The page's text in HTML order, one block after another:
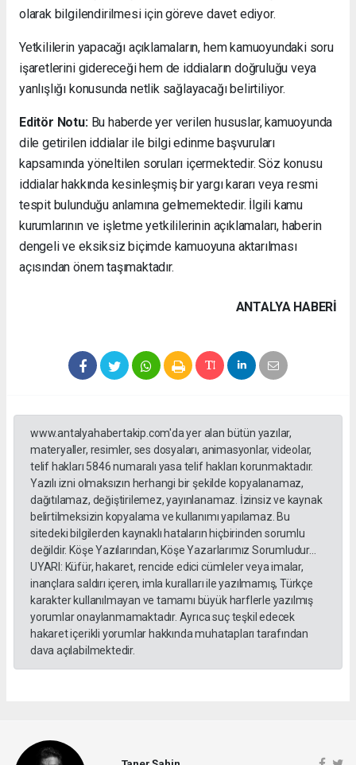
olarak bilgilendirilmesi için göreve davet ediyor.
Yetkililerin yapacağı açıklamaların, hem kamuoyundaki soru
işaretlerini gidereceği hem de iddiaların doğruluğu veya
yanlışlığı konusunda netlik sağlayacağı belirtiliyor.
Editör Notu:Bu haberde yer verilen hususlar, kamuoyunda
dile getirilen iddialar ile bilgi edinme başvuruları
kapsamında yöneltilen soruları içermektedir. Söz konusu
iddialar hakkında kesinleşmiş bir yargı kararı veya resmi
tespit bulunduğu anlamına gelmemektedir. İlgili kamu
kurumlarının ve işletme yetkililerinin açıklamaları, haberin
dengeli ve eksiksiz biçimde kamuoyuna aktarılması
açısından önem taşımaktadır.
ANTALYA HABERİ
www.antalyahabertakip.com'da yer alan bütün yazılar,
materyaller, resimler, ses dosyaları, animasyonlar, videolar,
telif hakları 5846 numaralı yasa telif hakları korunmaktadır.
Yazılı izni olmaksızın herhangi bir şekilde kopyalanamaz,
dağıtılamaz, değiştirilemez, yayınlanamaz. İzinsiz ve kaynak
belirtilmeksizin kopyalama ve kullanımı yapılamaz. Bu
sitedeki bilgilerden kaynaklı hataların hiçbirinden sorumlu
değildir. Köşe Yazılarından, Köşe Yazarlarımız Sorumludur...
UYARI: Küfür, hakaret, rencide edici cümleler veya imalar,
inançlara saldırı içeren, imla kuralları ile yazılmamış, Türkçe
karakter kullanılmayan ve tamamı büyük harflerle yazılmış
yorumlar onaylanmamaktadır. Ayrıca suç teşkil edecek
hakaret içerikli yorumlar hakkında muhatapları tarafından
dava açılabilmektedir.